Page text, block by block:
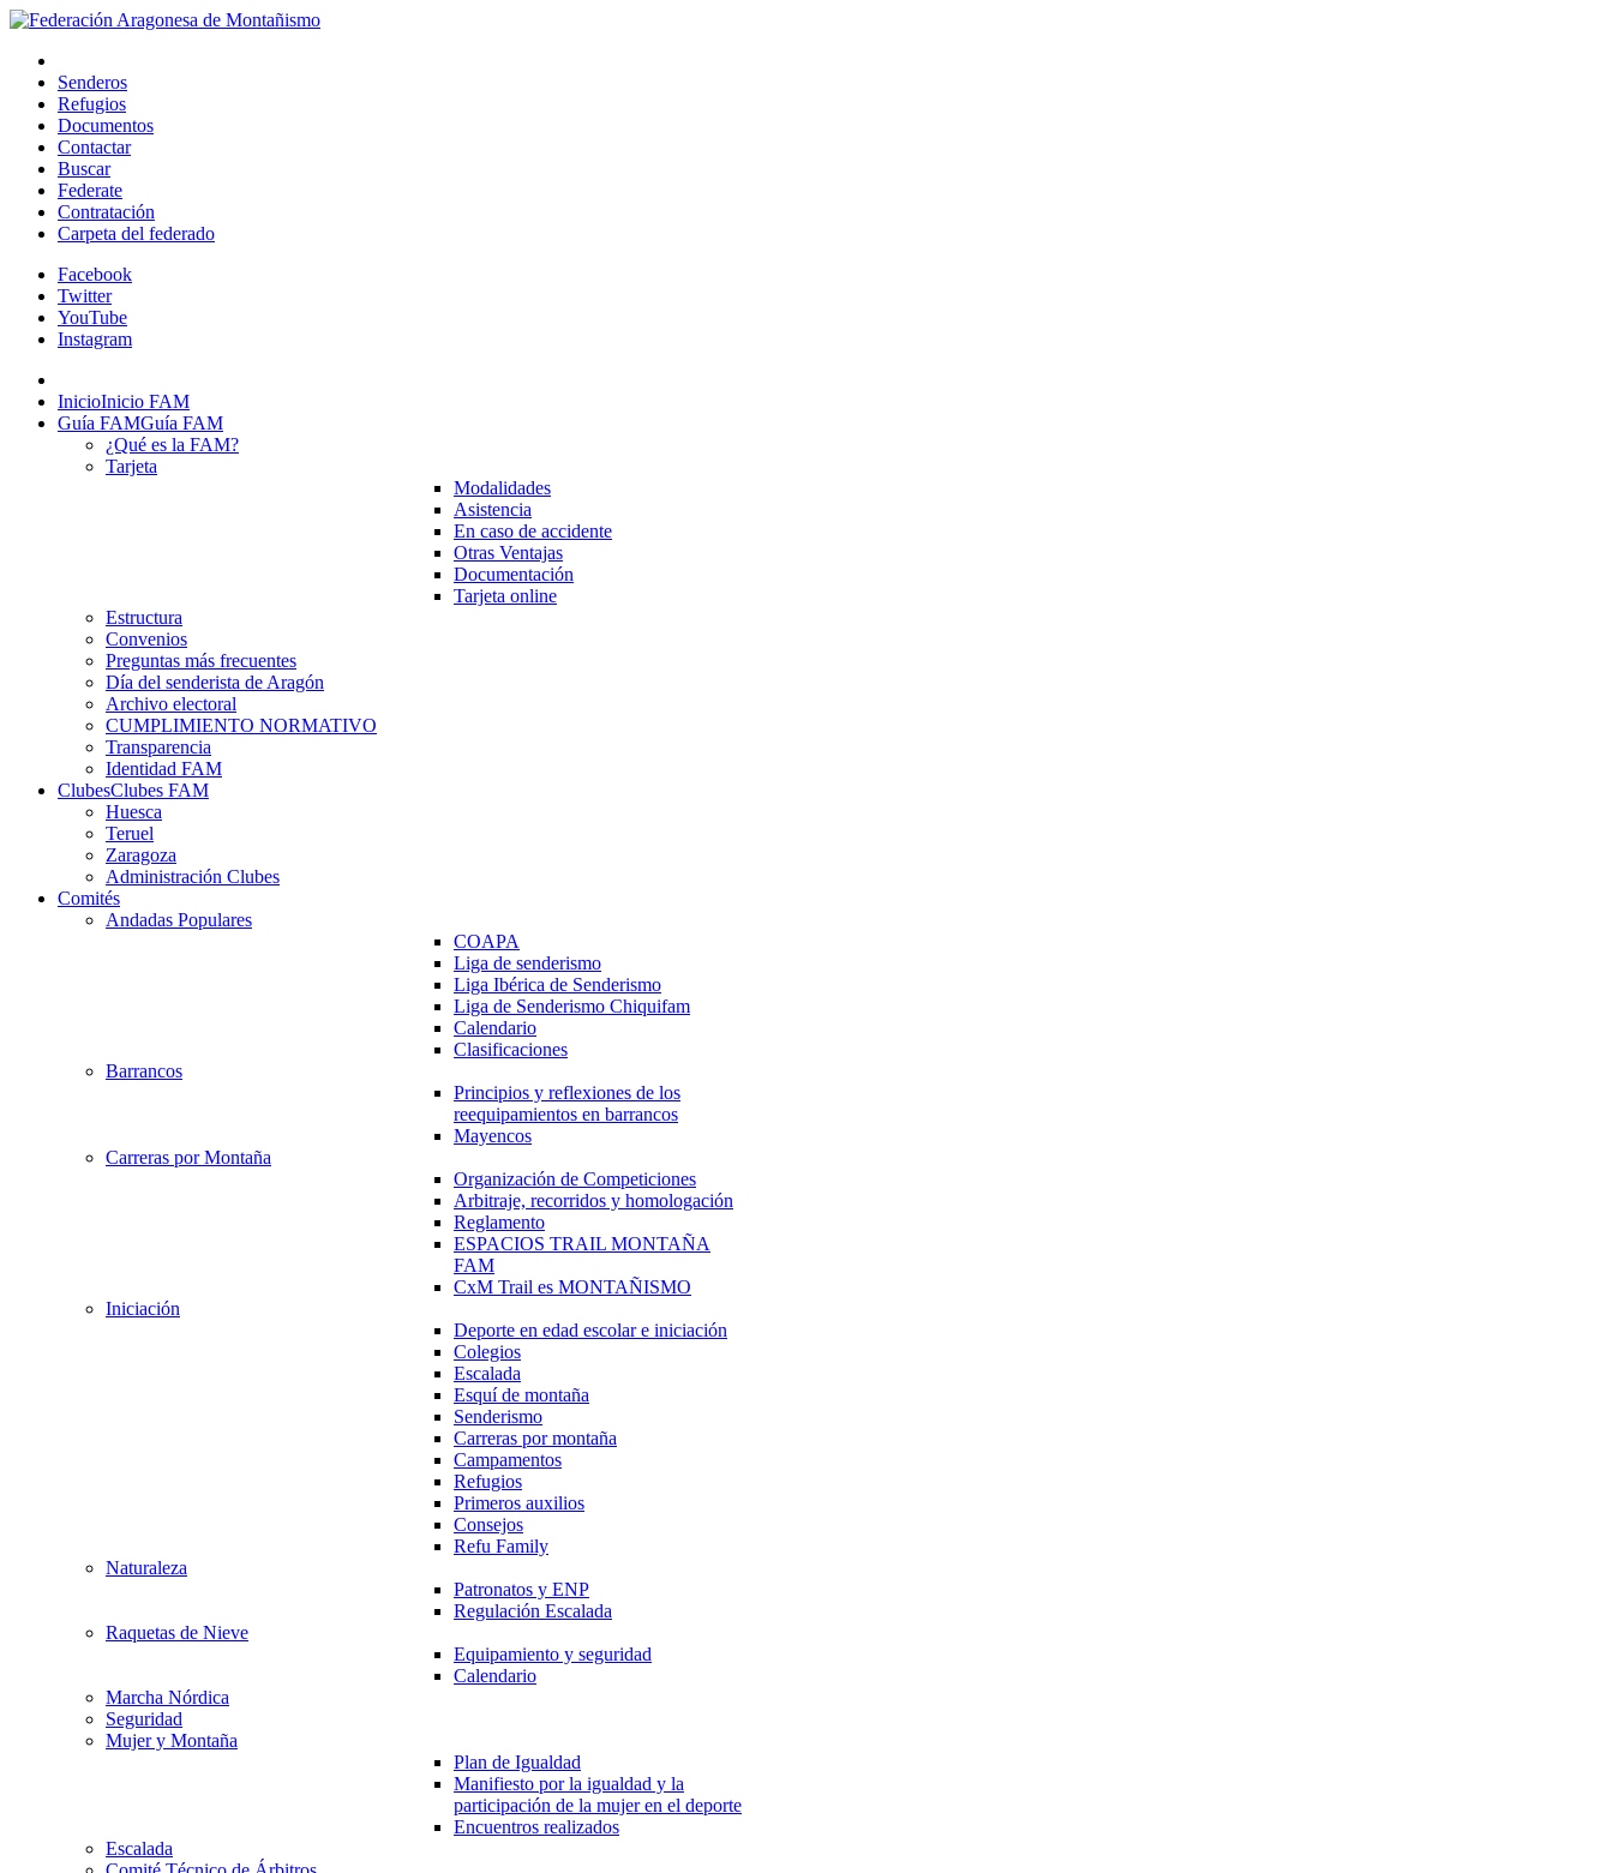
Senderos
Refugios
Documentos
Contactar
Buscar
Federate
Contratación
Carpeta del federado
Facebook
Twitter
YouTube
Instagram
InicioInicio FAM
Guía FAMGuía FAM
¿Qué es la FAM?
Tarjeta
Modalidades
Asistencia
En caso de accidente
Otras Ventajas
Documentación
Tarjeta online
Estructura
Convenios
Preguntas más frecuentes
Día del senderista de Aragón
Archivo electoral
CUMPLIMIENTO NORMATIVO
Transparencia
Identidad FAM
ClubesClubes FAM
Huesca
Teruel
Zaragoza
Administración Clubes
Comités
Andadas Populares
COAPA
Liga de senderismo
Liga Ibérica de Senderismo
Liga de Senderismo Chiquifam
Calendario
Clasificaciones
Barrancos
Principios y reflexiones de los
reequipamientos en barrancos
Mayencos
Carreras por Montaña
Organización de Competiciones
Arbitraje, recorridos y homologación
Reglamento
ESPACIOS TRAIL MONTAÑA
FAM
CxM Trail es MONTAÑISMO
Iniciación
Deporte en edad escolar e iniciación
Colegios
Escalada
Esquí de montaña
Senderismo
Carreras por montaña
Campamentos
Refugios
Primeros auxilios
Consejos
Refu Family
Naturaleza
Patronatos y ENP
Regulación Escalada
Raquetas de Nieve
Equipamiento y seguridad
Calendario
Marcha Nórdica
Seguridad
Mujer y Montaña
Plan de Igualdad
Manifiesto por la igualdad y la
participación de la mujer en el deporte
Encuentros realizados
Escalada